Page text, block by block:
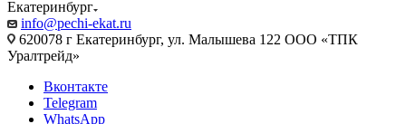
Екатеринбург
info@pechi-ekat.ru
620078 г Екатеринбург, ул. Малышева 122 ООО «ТПК
Уралтрейд»
Вконтакте
Telegram
WhatsApp